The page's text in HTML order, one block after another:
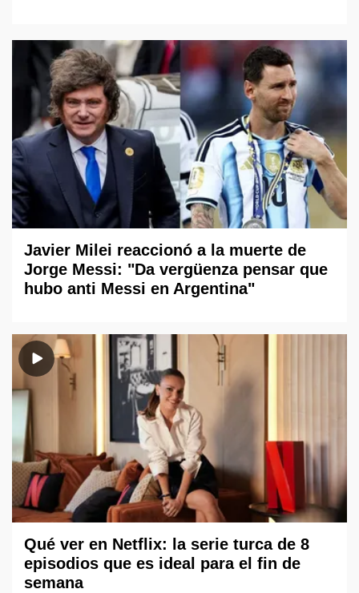
Javier Milei reaccionó a la muerte de
Jorge Messi: "Da vergüenza pensar que
hubo anti Messi en Argentina"
Qué ver en Netflix: la serie turca de 8
episodios que es ideal para el fin de
semana